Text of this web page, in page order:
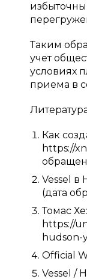
Таким
учет
условиях
приема в
Как
https://
Vessel в
(дата
Томас
https://
hudson-
Official
Vessel /